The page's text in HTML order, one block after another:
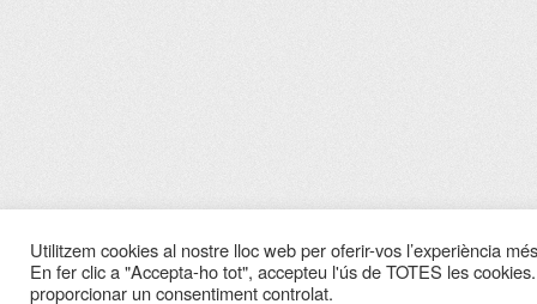
Utilitzem cookies al nostre lloc web per oferir-vos l’experiència
En fer clic a "Accepta-ho tot", accepteu l'ús de TOTES les
proporcionar un consentiment controlat.